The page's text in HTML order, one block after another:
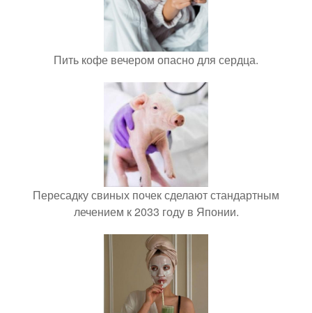
Пить кофе вечером опасно для сердца.
Пересадку свиных почек сделают стандартным
лечением к 2033 году в Японии.